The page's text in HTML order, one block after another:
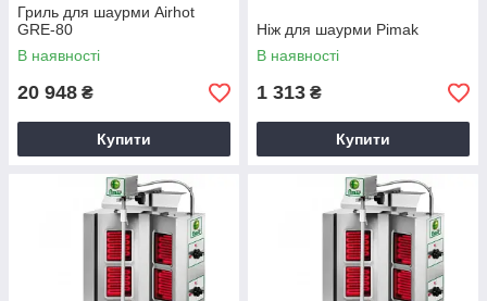
Гриль для шаурми Airhot
GRE-80
В наявності
20 948 ₴
Купити
Ніж для шаурми Pimak
В наявності
1 313 ₴
Купити